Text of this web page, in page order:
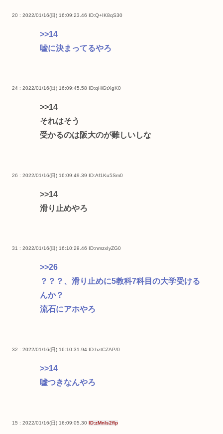
20 : 2022/01/16(日) 16:09:23.46 ID:Q+IK8qS30
>>14
嘘に決まってるやろ
24 : 2022/01/16(日) 16:09:45.58 ID:qHiGtXgK0
>>14
それはそう
受かるのは阪大のが難しいしな
26 : 2022/01/16(日) 16:09:49.39 ID:Af1Ku5Sm0
>>14
滑り止めやろ
31 : 2022/01/16(日) 16:10:29.46 ID:nmzxIyZG0
>>26
？？？、滑り止めに5教科7科目の大学受ける
んか？
流石にアホやろ
32 : 2022/01/16(日) 16:10:31.94 ID:hztCZAP/0
>>14
嘘つきなんやろ
15 : 2022/01/16(日) 16:09:05.30 ID:zMnls2flp